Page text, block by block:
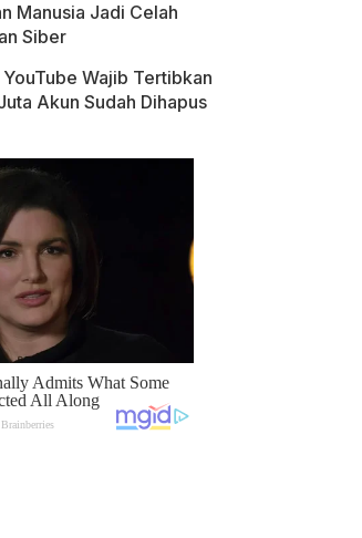
Manusia Jadi Celah
Siber
Wajib Tertibkan
Akun Sudah Dihapus